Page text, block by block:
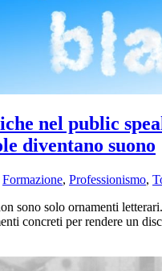
nel public
diventano suono
Formazione, Professionismo,
sono solo ornamenti
concreti per rendere un